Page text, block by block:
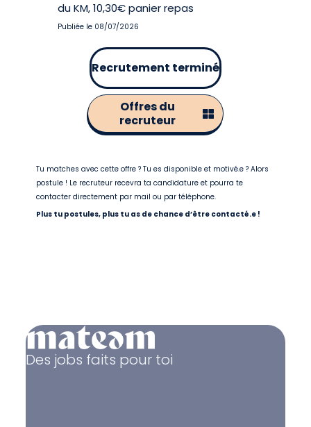
du KM, 10,30€ panier repas
Publiée le 08/07/2026
Recrutement terminé
Offres du
recruteur
Tu matches avec cette offre ? Tu es disponible et motivé.e ? Alors
postule ! Le recruteur recevra ta candidature et pourra te
contacter directement par mail ou par téléphone.
Plus tu postules, plus tu as de chance d’être contacté.e !
Des jobs faits pour toi